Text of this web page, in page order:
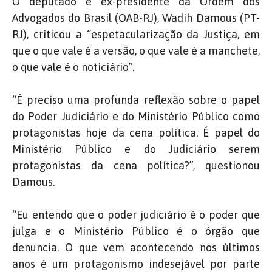
Advogados do Brasil (OAB-RJ), Wadih Damous (PT-
RJ), criticou a “espetacularização da Justiça, em
que o que vale é a versão, o que vale é a manchete,
o que vale é o noticiário”.
“É preciso uma profunda reflexão sobre o papel
do Poder Judiciário e do Ministério Público como
protagonistas hoje da cena política. É papel do
Ministério Público e do Judiciário serem
protagonistas da cena política?”, questionou
Damous.
“Eu entendo que o poder judiciário é o poder que
julga e o Ministério Público é o órgão que
denuncia. O que vem acontecendo nos últimos
anos é um protagonismo indesejável por parte